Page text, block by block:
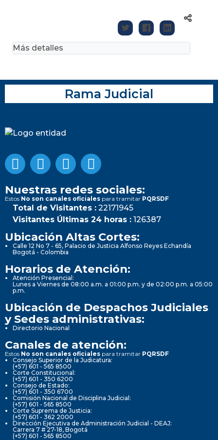
Más detalles
Rama Judicial
Nuestras redes sociales:
Estos No son canales oficiales para tramitar PQRSDF
Total de Visitantes : 22171945
Visitantes Últimas 24 horas : 126387
Ubicación Altas Cortes:
Calle 12 No 7 - 65, Palacio de Justicia Alfonso Reyes Echandía
Bogotá - Colombia
Horarios de Atención:
Atención Presencial:
Lunes a Viernes de 08:00 a.m. a 01:00 p.m. y de 02:00 p.m. a 05:00
p.m.
Ubicación de Despachos Judiciales
y Sedes administrativas:
Directorio Nacional
Canales de atención:
Estos No son canales oficiales para tramitar PQRSDF
Consejo Superior de la Judicatura:
(+57) 601 - 565 8500
Corte Constitucional:
(+57) 601 - 350 6200
Consejo de Estado:
(+57) 601 - 350 6700
Comisión Nacional de Disciplina Judicial:
(+57) 601 - 565 8500
Corte Suprema de Justicia:
(+57) 601 - 362 2000
Dirección Ejecutiva de Administración Judicial - DEAJ:
Carrera 7 # 27-18, Bogotá
(+57) 601 - 565 8500